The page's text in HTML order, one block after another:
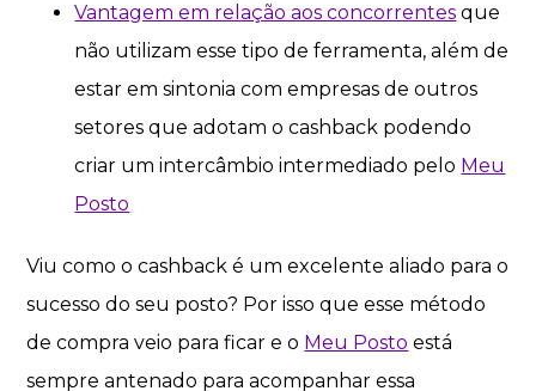
Vantagem em relação aos concorrentes que
não utilizam esse tipo de ferramenta, além de
estar em sintonia com empresas de outros
setores que adotam o cashback podendo
criar um intercâmbio intermediado pelo Meu
Posto
Viu como o cashback é um excelente aliado para o
sucesso do seu posto? Por isso que esse método
de compra veio para ficar e o Meu Posto está
sempre antenado para acompanhar essa